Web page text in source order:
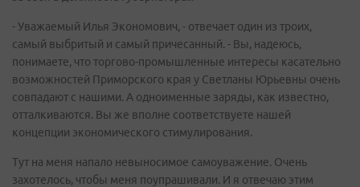
- Уважаемый Илья Экономович, - отвечает один из троих,
самый выбритый и самый причесанный. - Вы, надеюсь,
понимаете, что торгово-промышленные интересы касательно
возможностей Приморского края у Светланы Юрьевны очень
совпадают с нашими. А одноименные заряды, как известно,
отталкиваются. Вы же вполне соответствуете нашей
концепции экономического стимулирования.
Тут на меня напало невыносимое самоуважение. Очень
захотелось, чтобы меня поупрашивали. И я отвечаю этим